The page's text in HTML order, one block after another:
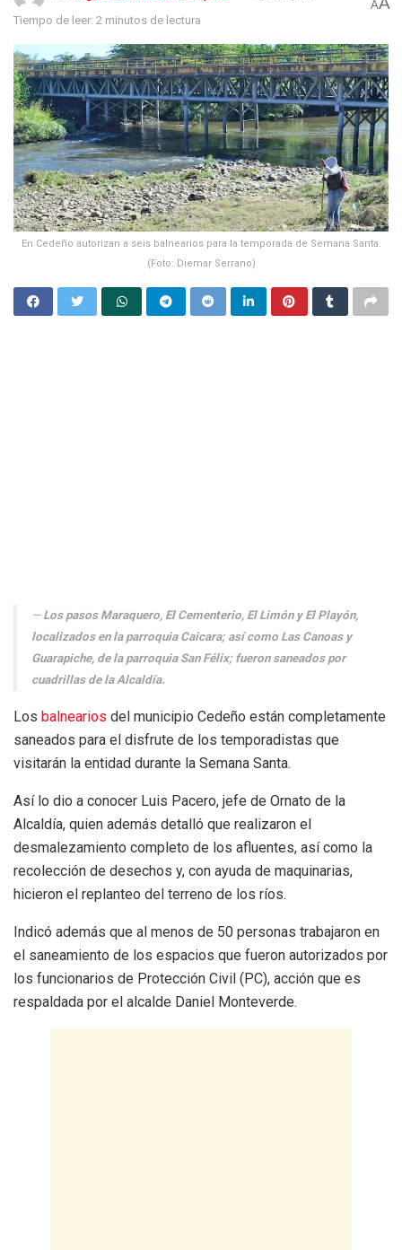
Tiempo de leer: 2 minutos de lectura
A
En Cedeño autorizan a seis balnearios para la temporada de Semana Santa.
(Foto: Diemar Serrano)
Los pasos Maraquero, El Cementerio, El Limón y El Playón,
localizados en la parroquia Caicara; así como Las Canoas y
Guarapiche, de la parroquia San Félix; fueron saneados por
cuadrillas de la Alcaldía.
Los balnearios del municipio Cedeño están completamente
saneados para el disfrute de los temporadistas que
visitarán la entidad durante la Semana Santa.
Así lo dio a conocer Luis Pacero, jefe de Ornato de la
Alcaldía, quien además detalló que realizaron el
desmalezamiento completo de los afluentes, así como la
recolección de desechos y, con ayuda de maquinarias,
hicieron el replanteo del terreno de los ríos.
Indicó además que al menos de 50 personas trabajaron en
el saneamiento de los espacios que fueron autorizados por
los funcionarios de Protección Civil (PC), acción que es
respaldada por el alcalde Daniel Monteverde.